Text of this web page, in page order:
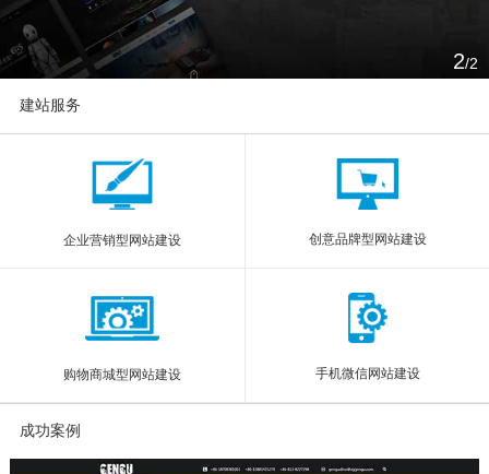
解决方案
新闻动态
2/2
建站服务
企业营销型网站建设 创意品牌型网站建设
购物商城型网站建设 手机微信网站建设
成功案例